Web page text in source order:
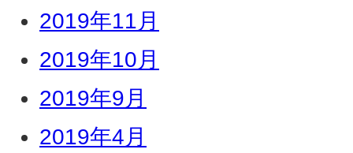
2019年11月
2019年10月
2019年9月
2019年4月